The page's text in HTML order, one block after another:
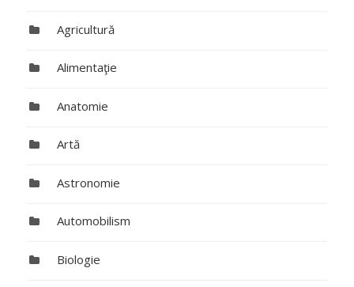
Agricultură
Alimentaţie
Anatomie
Artă
Astronomie
Automobilism
Biologie